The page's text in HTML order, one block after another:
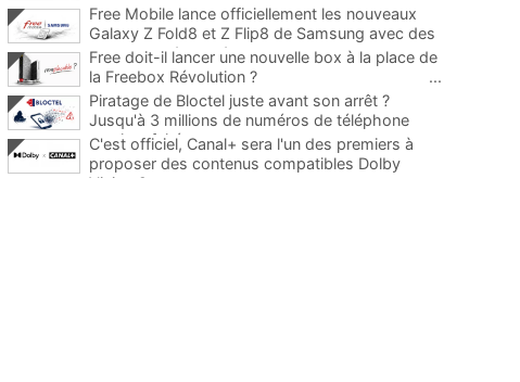
Free Mobile lance officiellement les nouveaux
Galaxy Z Fold8 et Z Flip8 de Samsung avec des
promos et des cadeaux
...
Free doit-il lancer une nouvelle box à la place de
la Freebox Révolution ?
...
Piratage de Bloctel juste avant son arrêt ?
Jusqu'à 3 millions de numéros de téléphone
auraient fuité
C'est officiel, Canal+ sera l'un des premiers à
proposer des contenus compatibles Dolby
Vision 2